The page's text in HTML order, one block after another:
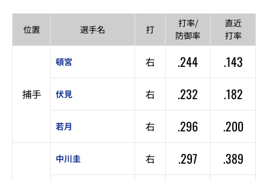
位置 選手名 打
打率/
防御率
直近
打率
捕手
頓宮 右 .244 .143
伏見 右 .232 .182
若月 右 .296 .200
中川圭 右 .297 .389